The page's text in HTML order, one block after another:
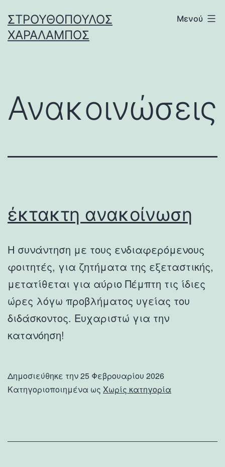
σε
περιεχόμενο
ΣΤΡΟΥΘΌΠΟΥΛΟΣ
ΧΑΡΆΛΑΜΠΟΣ
Μενού
Ανακοινώσεις
έκτακτη ανακοίνωση
Η συνάντηση με τους ενδιαφερόμενους
φοιτητές, για ζητήματα της εξεταστικής,
μετατίθεται για αύριο Πέμπτη τις ίδιες
ώρες λόγω προβλήματος υγείας του
διδάσκοντος. Ευχαριστώ για την
κατανόηση!
Δημοσιεύθηκε την25 Φεβρουαρίου 2026
Κατηγοριοποιημένα ως Χωρίς κατηγορία